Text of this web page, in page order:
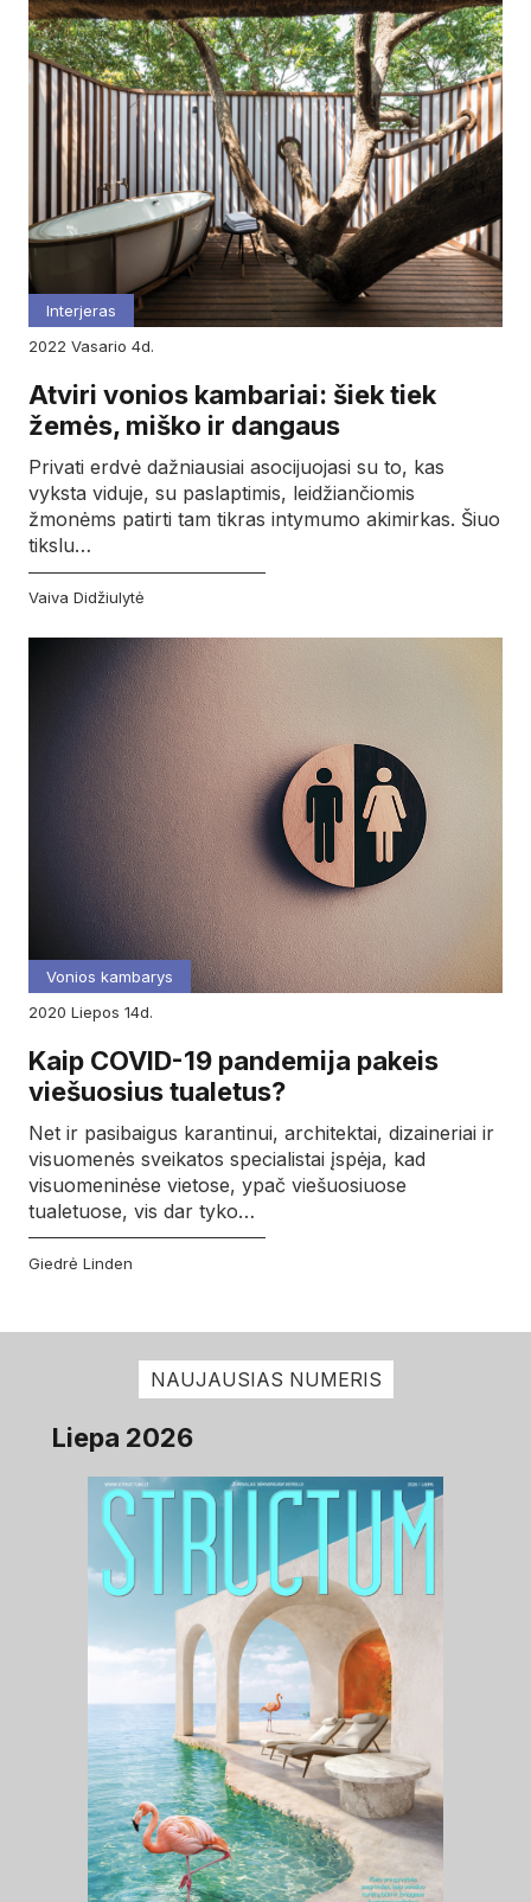
Interjeras
2022
vasario 4d.
Atviri vonios kambariai: šiek tiek
žemės, miško ir dangaus
Privati erdvė dažniausiai asocijuojasi su to, kas
vyksta viduje, su paslaptimis, leidžiančiomis
žmonėms patirti tam tikras intymumo akimirkas. Šiuo
tikslu…
Vaiva Didžiulytė
Vonios kambarys
2020
liepos 14d.
Kaip COVID-19 pandemija pakeis
viešuosius tualetus?
Net ir pasibaigus karantinui, architektai, dizaineriai ir
visuomenės sveikatos specialistai įspėja, kad
visuomeninėse vietose, ypač viešuosiuose
tualetuose, vis dar tyko…
Giedrė Linden
NAUJAUSIAS NUMERIS
Liepa 2026